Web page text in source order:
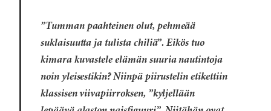
”Tumman paahteinen olut, pehmeää
suklaisuutta ja tulista chiliä”. Eikös tuo
kimara kuvastele elämän suuria nautintoja
noin yleisestikin? Niinpä piirustelin etikettiin
klassisen viivapiirroksen, ”kyljellään